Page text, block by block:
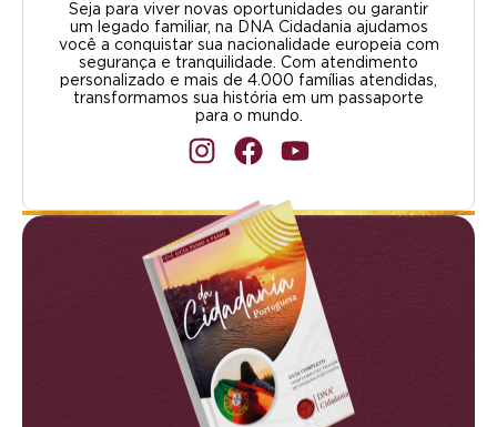
Seja para viver novas oportunidades ou garantir
um legado familiar, na DNA Cidadania ajudamos
você a conquistar sua nacionalidade europeia com
segurança e tranquilidade. Com atendimento
personalizado e mais de 4.000 famílias atendidas,
transformamos sua história em um passaporte
para o mundo.